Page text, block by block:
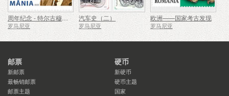
周年纪念 - 特尔古穆列什乔治埃米尔帕拉德医学、药学、科学与技术大学
罗马尼亚
汽车史（二）
罗马尼亚
欧洲——国家考古发现
罗马尼亚
邮票
新邮票
最畅销邮票
邮票主题
硬币
新硬币
硬币主题
国家